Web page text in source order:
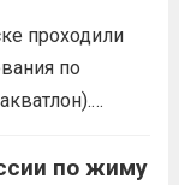
проходили
по
занял 1
по жиму